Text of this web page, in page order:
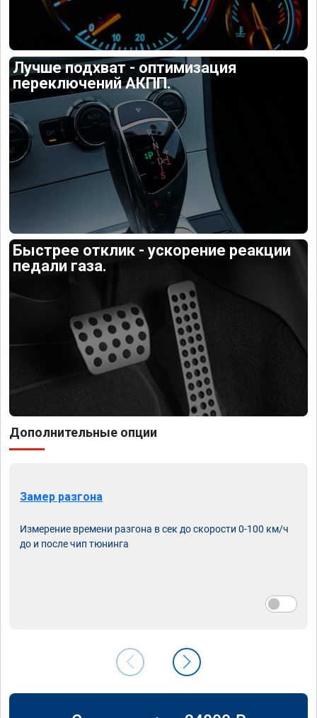
Лучше подхват - оптимизация
переключений АКПП.
Быстрее отклик - ускорение реакции
педали газа.
Дополнительные опции
Замер разгона
Измерение времени разгона в сек до скорости 0-100 км/ч
до и после чип тюнинга